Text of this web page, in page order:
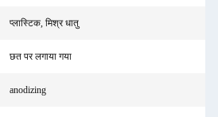
प्लास्टिक, मिश्र धातु
छत पर लगाया गया
anodizing